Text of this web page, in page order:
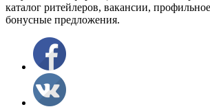
каталог ритейлеров, вакансии,
бонусные предложения.